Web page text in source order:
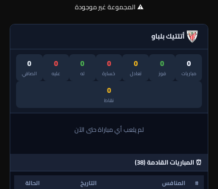
⚠️ المجموعة غير موجودة
أتلتيك بلباو
0
مباريات
0
فوز
0
تعادل
0
خسارة
0
له
0
عليه
0
الصافي
0
نقاط
لم يلعب أي مباراة حتى الآن
⏰ المباريات القادمة (38)
# المنافس التاريخ
الحالة